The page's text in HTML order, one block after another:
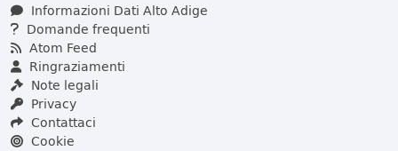
Informazioni Dati Alto Adige
Domande frequenti
Atom Feed
Ringraziamenti
Note legali
Privacy
Contattaci
Cookie